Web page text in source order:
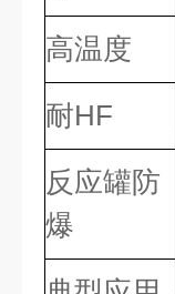
高温度
耐HF
反应罐防
爆